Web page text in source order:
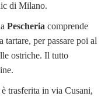
di Milano.
Pescheria comprende
tartare, per passare poi al
ostriche. Il tutto
è trasferita in via Cusani,